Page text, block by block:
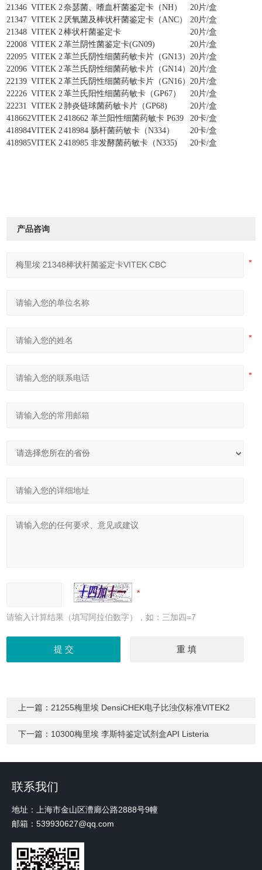
21346 VITEK 2 奈瑟菌、嗜血杆菌鉴定卡（NH）
20片/盒
21347 VITEK 2 厌氧菌及棒状杆菌鉴定卡（ ANC）
20片/盒
21348 VITEK 2 棒状杆菌鉴定卡
20片/盒
22008 VITEK 2 革兰阴性菌鉴定卡(GN09)
20片/盒
22095 VITEK 2 革兰氏阴性细菌药敏卡片（GN13） 20片/盒
22096 VITEK 2 革兰氏阴性细菌药敏卡片（GN14） 20片/盒
22139 VITEK 2 革兰氏阴性细菌药敏卡片（GN16） 20片/盒
22226 VITEK 2 革兰氏阳性细菌药敏卡（GP67）
20片/盒
22231
VITEK 2 肺炎链球菌药敏卡片（GP68)
20片/盒
418662VITEK 2 418662 革兰阳性细菌药敏卡 P639
20卡/盒
418984VITEK 2 418984 肠杆菌药敏卡（N334）
20卡/盒
418985VITEK 2 418985 非发酵菌药敏卡（N335) 20卡/盒
产品咨询
请输入计算结果（填写阿拉伯数字），如：三加四=7
上一篇： 21255梅里埃 DensiCHEK电子比浊仪标准VITEK2
下一篇： 10300梅里埃 李斯特鉴定试剂盒API Listeria
联系我们
地址：上海市金山区漕廊公路2888号9幢
邮箱：539930627@qq.com